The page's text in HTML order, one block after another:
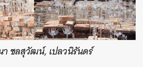
ชลสุวัฒน์, เปลวนิรันดร์